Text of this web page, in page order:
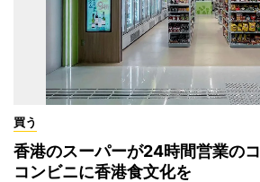
買う
香港のスーパーが24時間営業の
コンビニに香港食文化を